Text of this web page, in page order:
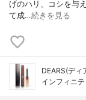
げのハリ、コシを与
て成…続きを見る
DEARS(ディ
インフィニ